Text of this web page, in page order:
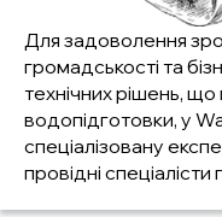
Для задоволення
громадськості та
технічних рішень,
водопідготовки, у
спеціалізовану
провідні спеціалісти